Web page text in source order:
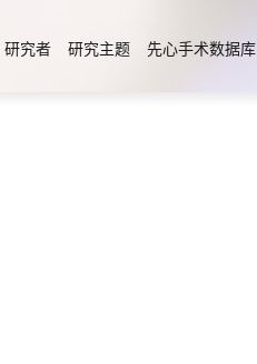
研究者 研究主题 先心手术数据库